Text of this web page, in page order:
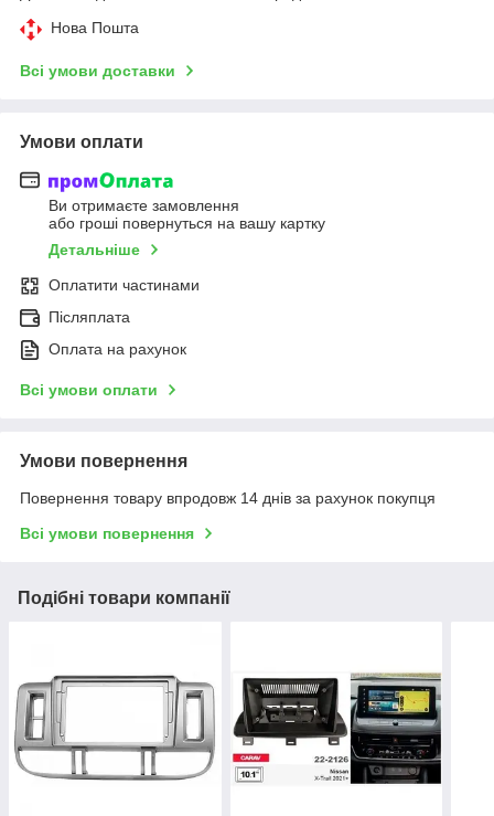
Нова Пошта
Всі умови доставки
Умови оплати
Ви отримаєте замовлення
або гроші повернуться на вашу картку
Детальніше
Оплатити частинами
Післяплата
Оплата на рахунок
Всі умови оплати
Умови повернення
Повернення товару впродовж 14 днів за рахунок покупця
Всі умови повернення
Подібні товари компанії